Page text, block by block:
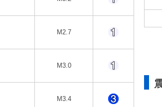
M2.7
M3.0
M3.4